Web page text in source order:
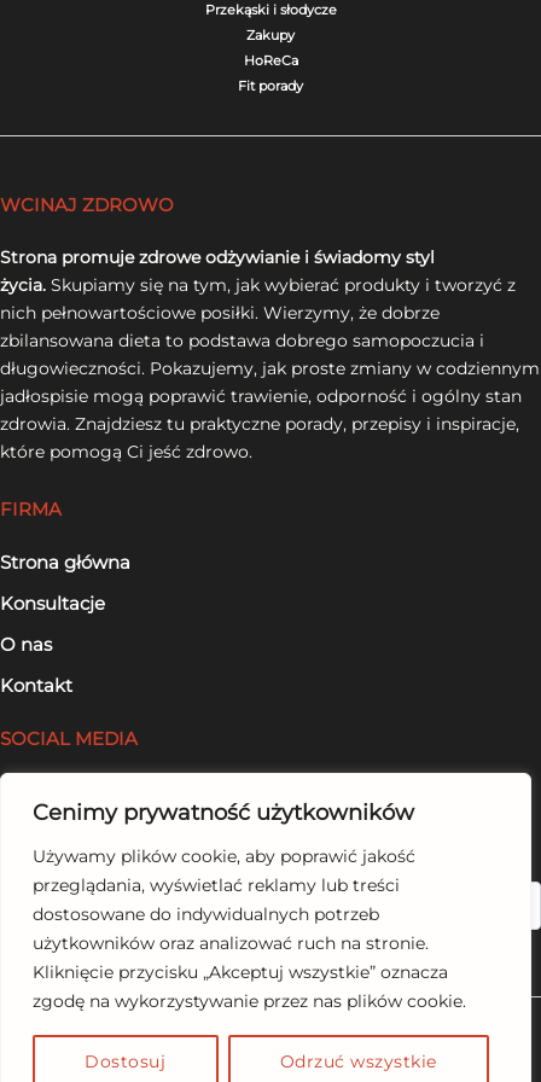
Cenimy prywatność użytkowników
Używamy plików cookie, aby poprawić jakość
przeglądania, wyświetlać reklamy lub treści
dostosowane do indywidualnych potrzeb
użytkowników oraz analizować ruch na stronie.
Kliknięcie przycisku „Akceptuj wszystkie” oznacza
zgodę na wykorzystywanie przez nas plików cookie.
Dostosuj Odrzuć wszystkie
Przekąski i słodycze
Zakupy
HoReCa
Fit porady
WCINAJ ZDROWO
Strona promuje zdrowe odżywianie i świadomy styl
życia. Skupiamy się na tym, jak wybierać produkty i tworzyć z
nich pełnowartościowe posiłki. Wierzymy, że dobrze
zbilansowana dieta to podstawa dobrego samopoczucia i
długowieczności. Pokazujemy, jak proste zmiany w codziennym
jadłospisie mogą poprawić trawienie, odporność i ogólny stan
zdrowia. Znajdziesz tu praktyczne porady, przepisy i inspiracje,
które pomogą Ci jeść zdrowo.
FIRMA
Strona główna
Konsultacje
O nas
Kontakt
SOCIAL MEDIA
Szukaj